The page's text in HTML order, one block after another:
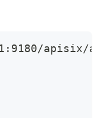
apisix/